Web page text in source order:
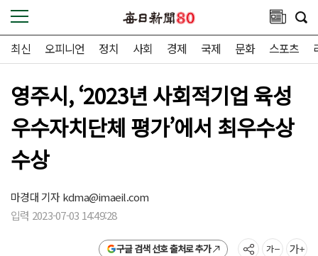
최신 오피니언 정치 사회 경제 국제 문화 스포츠
영주시, ‘2023년 사회적기업 육성
우수자치단체 평가’에서 최우수상
수상
마경대 기자kdma@imaeil.com
입력 2023-07-03 14:49:28
구글 검색 선호 출처로 추가